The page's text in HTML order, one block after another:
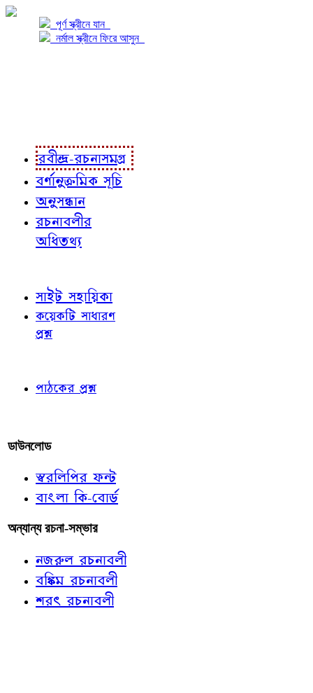
পূর্ণ স্ক্রীনে যান
নর্মাল স্ক্রীনে ফিরে আসুন
রবীন্দ্র-রচনাসমগ্র
বর্ণানুক্রমিক সূচি
অনুসন্ধান
রচনাবলীর
অধিতথ্য
সাইট সহায়িকা
কয়েকটি সাধারণ
প্রশ্ন
পাঠকের প্রশ্ন
ডাউনলোড
স্বরলিপির ফন্ট
বাংলা কি-বোর্ড
অন্যান্য রচনা-সম্ভার
নজরুল রচনাবলী
বঙ্কিম রচনাবলী
শরৎ রচনাবলী